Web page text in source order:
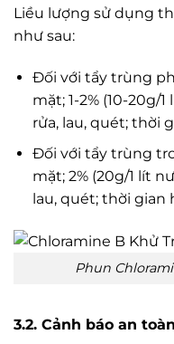
Liều lượng sử dụng
như sau:
Đối với tẩy trùng
mặt; 1-2% (10-20g/
rửa, lau, quét; thời
Đối với tẩy trùng
mặt; 2% (20g/1 lít
lau, quét; thời
Phun
3.2. Cảnh báo an toàn